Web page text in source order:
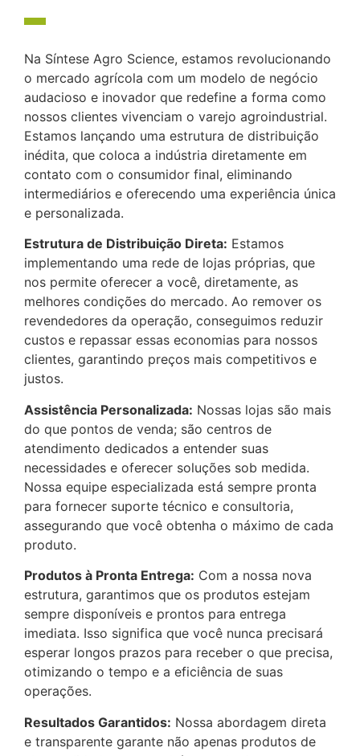
Na Síntese Agro Science, estamos revolucionando
o mercado agrícola com um modelo de negócio
audacioso e inovador que redefine a forma como
nossos clientes vivenciam o varejo agroindustrial.
Estamos lançando uma estrutura de distribuição
inédita, que coloca a indústria diretamente em
contato com o consumidor final, eliminando
intermediários e oferecendo uma experiência única
e personalizada.
Estrutura de Distribuição Direta: Estamos
implementando uma rede de lojas próprias, que
nos permite oferecer a você, diretamente, as
melhores condições do mercado. Ao remover os
revendedores da operação, conseguimos reduzir
custos e repassar essas economias para nossos
clientes, garantindo preços mais competitivos e
justos.
Assistência Personalizada: Nossas lojas são mais
do que pontos de venda; são centros de
atendimento dedicados a entender suas
necessidades e oferecer soluções sob medida.
Nossa equipe especializada está sempre pronta
para fornecer suporte técnico e consultoria,
assegurando que você obtenha o máximo de cada
produto.
Produtos à Pronta Entrega: Com a nossa nova
estrutura, garantimos que os produtos estejam
sempre disponíveis e prontos para entrega
imediata. Isso significa que você nunca precisará
esperar longos prazos para receber o que precisa,
otimizando o tempo e a eficiência de suas
operações.
Resultados Garantidos: Nossa abordagem direta
e transparente garante não apenas produtos de